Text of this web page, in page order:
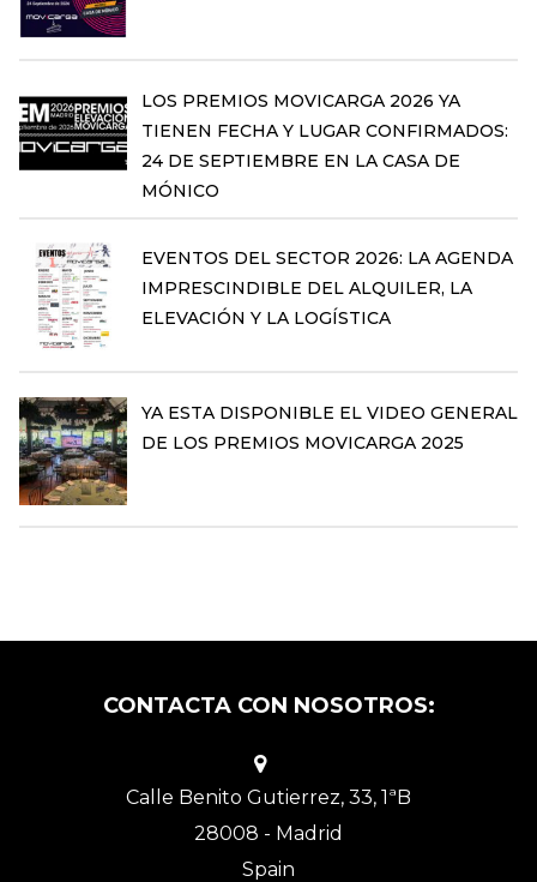
LOS PREMIOS MOVICARGA 2026 YA
TIENEN FECHA Y LUGAR CONFIRMADOS:
24 DE SEPTIEMBRE EN LA CASA DE
MÓNICO
EVENTOS DEL SECTOR 2026: LA AGENDA
IMPRESCINDIBLE DEL ALQUILER, LA
ELEVACIÓN Y LA LOGÍSTICA
YA ESTA DISPONIBLE EL VIDEO GENERAL
DE LOS PREMIOS MOVICARGA 2025
CONTACTA CON NOSOTROS:
Calle Benito Gutierrez, 33, 1ªB
28008 - Madrid
Spain